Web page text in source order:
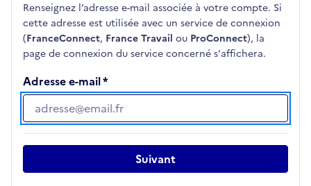
Renseignez l’adresse e-mail associée à votre compte. Si
cette adresse est utilisée avec un service de connexion
(FranceConnect, France Travail ou ProConnect), la
page de connexion du service concerné s'affichera.
Adresse e-mail
Adresse e-mail
Suivant